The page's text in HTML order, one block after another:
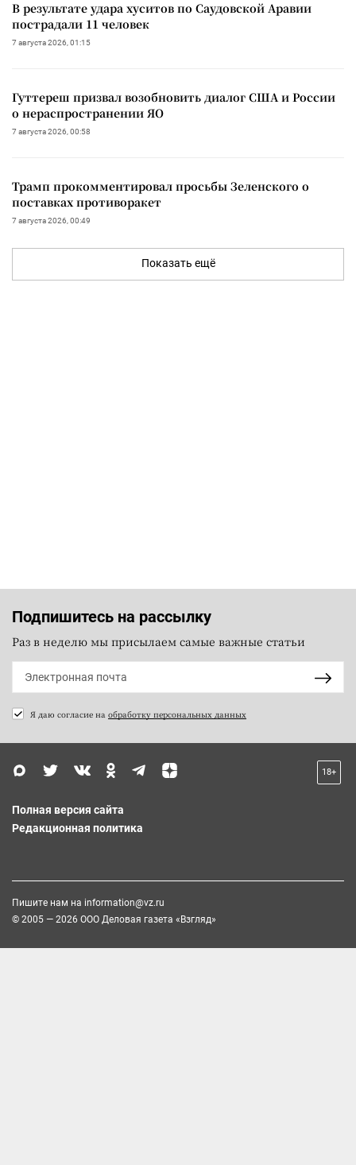
В результате удара хуситов по Саудовской Аравии
пострадали 11 человек
7 августа 2026, 01:15
Гуттереш призвал возобновить диалог США и России
о нераспространении ЯО
7 августа 2026, 00:58
Трамп прокомментировал просьбы Зеленского о
поставках противоракет
7 августа 2026, 00:49
Показать ещё
Подпишитесь на рассылку
Раз в неделю мы присылаем самые важные статьи
Я даю согласие на обработку персональных данных
18+
Полная версия сайта
Редакционная политика
Пишите нам на information@vz.ru
© 2005 — 2026 ООО Деловая газета «Взгляд»